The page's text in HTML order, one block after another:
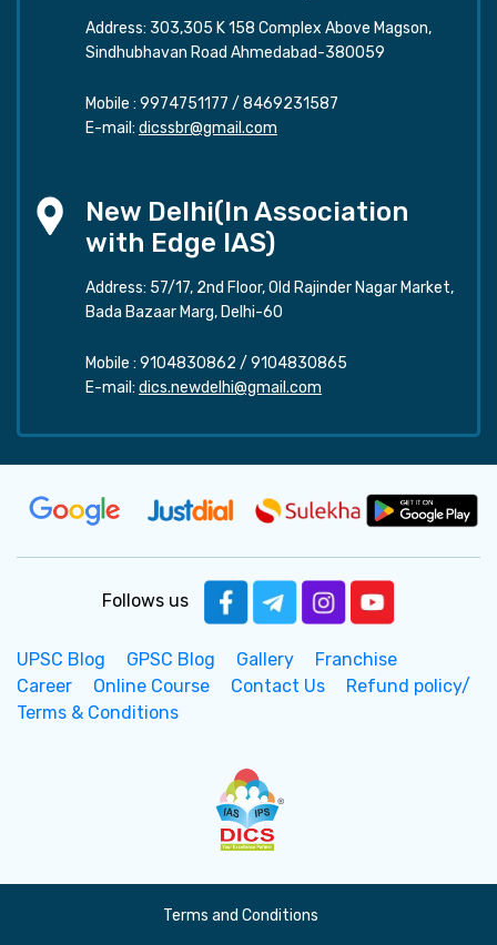
Address: 303,305 K 158 Complex Above Magson,
Sindhubhavan Road Ahmedabad-380059
Mobile : 9974751177 / 8469231587
E-mail: dicssbr@gmail.com
New Delhi(In Association
with Edge IAS)
Address: 57/17, 2nd Floor, Old Rajinder Nagar Market,
Bada Bazaar Marg, Delhi-60
Mobile : 9104830862 / 9104830865
E-mail: dics.newdelhi@gmail.com
Follows us
UPSC Blog GPSC Blog Gallery
Franchise
Career
Online Course Contact Us
Refund policy/
Terms & Conditions
Terms and Conditions